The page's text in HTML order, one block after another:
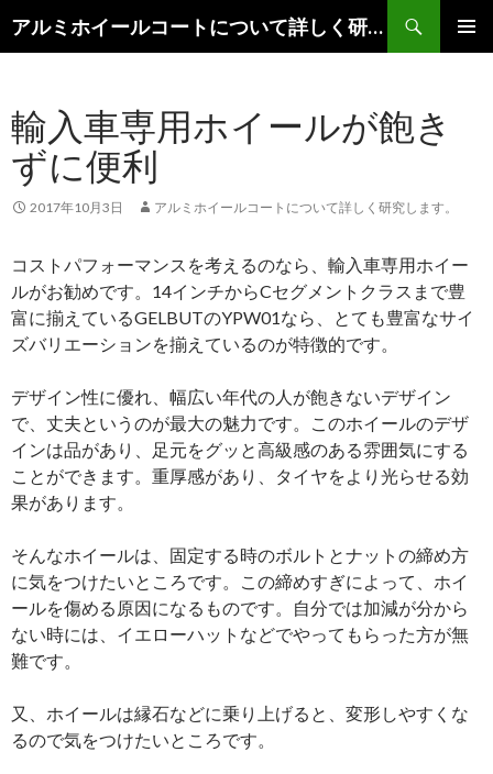
アルミホイールコートについて詳しく研究します。
索
ン
ツ
へ
移
動
輸入車専用ホイールが飽き
ずに便利
2017年10月3日 アルミホイールコートについて詳しく研究します。
コストパフォーマンスを考えるのなら、輸入車専用ホイー
ルがお勧めです。14インチからCセグメントクラスまで豊
富に揃えているGELBUTのYPW01なら、とても豊富なサイ
ズバリエーションを揃えているのが特徴的です。
デザイン性に優れ、幅広い年代の人が飽きないデザイン
で、丈夫というのが最大の魅力です。このホイールのデザ
インは品があり、足元をグッと高級感のある雰囲気にする
ことができます。重厚感があり、タイヤをより光らせる効
果があります。
そんなホイールは、固定する時のボルトとナットの締め方
に気をつけたいところです。この締めすぎによって、ホイ
ールを傷める原因になるものです。自分では加減が分から
ない時には、イエローハットなどでやってもらった方が無
難です。
又、ホイールは縁石などに乗り上げると、変形しやすくな
るので気をつけたいところです。